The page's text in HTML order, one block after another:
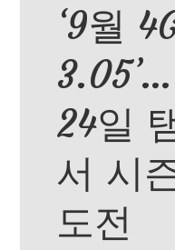
‘9월
24일
서 시
도전